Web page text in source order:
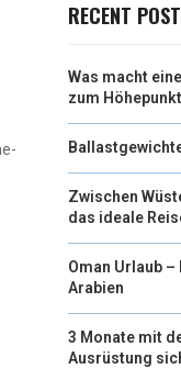
RECENT
Was macht
zum
Zwischen
das ideale
Oman Urlaub
Arabien
3 Monate mit
Ausrüstung